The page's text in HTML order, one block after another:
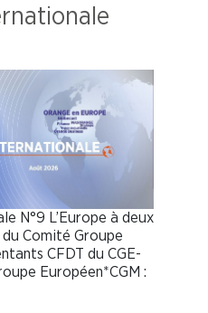
N°9 L’Europe à deux
Comité Groupe
CFDT du CGE-
Européen*CGM :